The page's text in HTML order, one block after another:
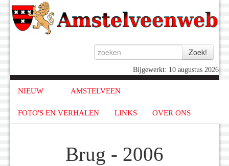
Bijgewerkt: 10 augustus 2026
NIEUW AMSTELVEEN
FOTO'S EN VERHALEN LINKS OVER ONS
Brug - 2006